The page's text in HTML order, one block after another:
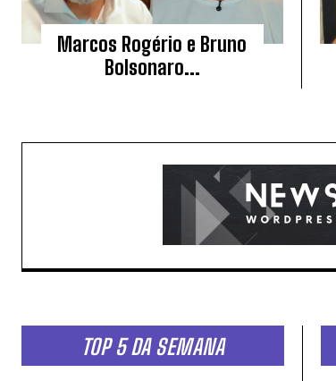
Marcos Rogério e Bruno
Bolsonaro...
TOP 5 DA SEMANA